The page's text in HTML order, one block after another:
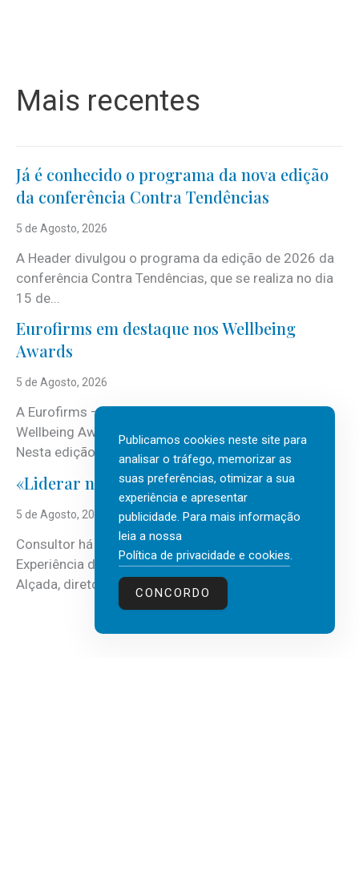
Mais recentes
Já é conhecido o programa da nova edição
da conferência Contra Tendências
5 de Agosto, 2026
A Header divulgou o programa da edição de 2026 da
conferência Contra Tendências, que se realiza no dia
15 de...
Eurofirms em destaque nos Wellbeing
Awards
5 de Agosto, 2026
A Eurofirms – People first está de regresso aos
Wellbeing Awards, integrando o Top Wellbeing 2026.
Nesta edição, a multinacional...
«Liderar não é um talento místico.»
5 de Agosto, 2026
Consultor há mais de três décadas nas áreas de
Experiência do Cliente, Vendas e Liderança, Manuel
Alçada, diretor executivo da...
Publicamos cookies neste site para
analisar o tráfego, memorizar as
suas preferências, otimizar a sua
experiência e apresentar
publicidade. Para mais informação
leia a nossa
Política de privacidade e cookies.
CONCORDO